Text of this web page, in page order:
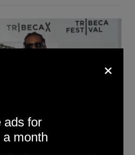
IMAGES FOR TRIBECA FESTIVAL)
×
ads for
a month